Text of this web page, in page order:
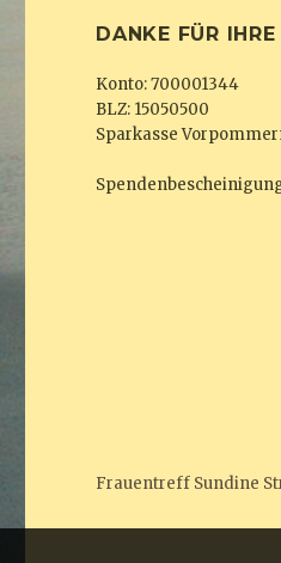
DANKE FÜR
Konto: 700001344
BLZ: 15050500
Sparkasse
Frauentreff Sundine